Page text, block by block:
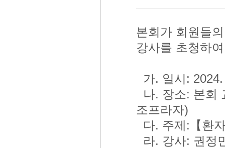
본회가 회원들
강사를 초청하
가. 일시:
나. 장소: 본회
조프라자)
다. 주제:【환
라. 강사: 권정